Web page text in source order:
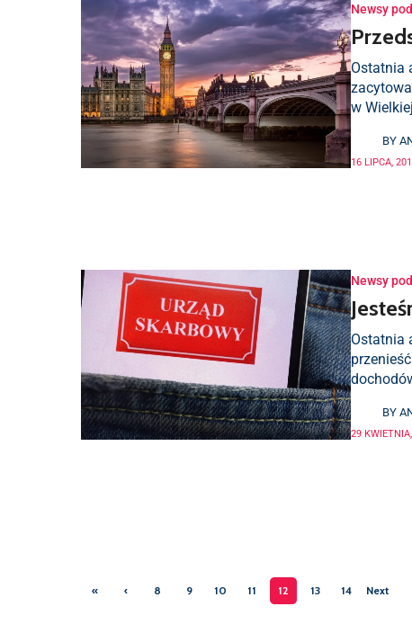
Newsy
Ostatnia
w
BY
16 LIPCA,
Newsy
Ostatnia
BY
29
«
‹
8 9 10 11 12 13 14
Next